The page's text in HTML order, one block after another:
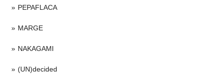
PEPAFLACA
MARGE
NAKAGAMI
(UN)decided